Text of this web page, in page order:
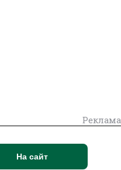
Реклама
На сайт